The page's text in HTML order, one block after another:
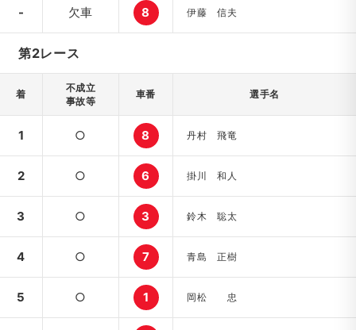
- 欠車 8 伊藤 信夫
第2レース
着
不成立
事故等
車番 選手名
1 ○ 8 丹村 飛竜
2 ○ 6 掛川 和人
3 ○ 3 鈴木 聡太
4 ○ 7 青島 正樹
5 ○ 1 岡松 忠